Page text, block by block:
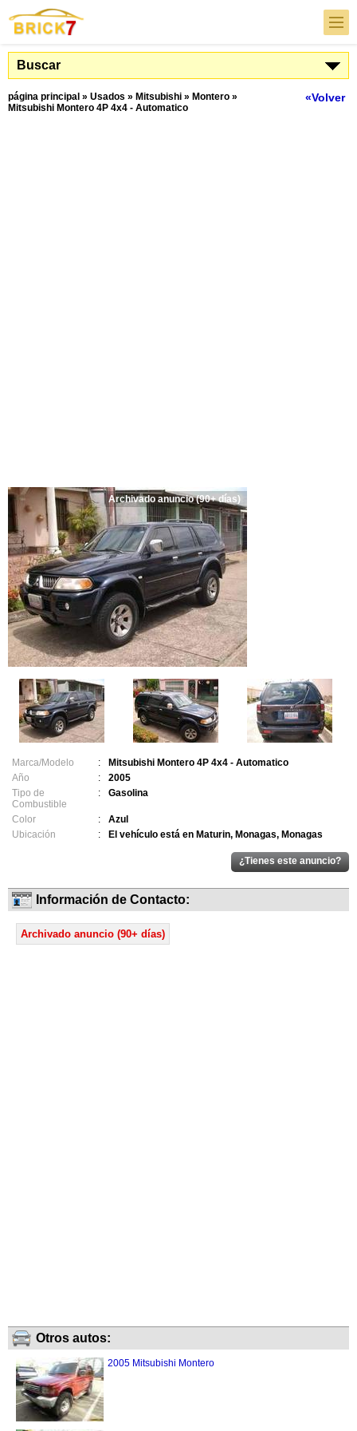
Buscar
«Volver
página principal » Usados » Mitsubishi » Montero »
Mitsubishi Montero 4P 4x4 - Automatico
Archivado anuncio (90+ días)
Marca/Modelo :
Mitsubishi Montero 4P 4x4 - Automatico
Año
:
2005
Tipo de
Combustible
: Gasolina
Color :
Azul
Ubicación
: El vehículo está en Maturin, Monagas, Monagas
Información de Contacto:
Archivado anuncio (90+ días)
Otros autos:
2005 Mitsubishi Montero